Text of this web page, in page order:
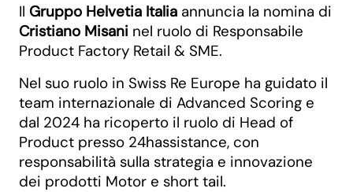
Il Gruppo Helvetia Italia annuncia la nomina di
Cristiano Misani nel ruolo di Responsabile
Product Factory Retail & SME.
Nel suo ruolo in Swiss Re Europe ha guidato il
team internazionale di Advanced Scoring e
dal 2024 ha ricoperto il ruolo di Head of
Product presso 24hassistance, con
responsabilità sulla strategia e innovazione
dei prodotti Motor e short tail.